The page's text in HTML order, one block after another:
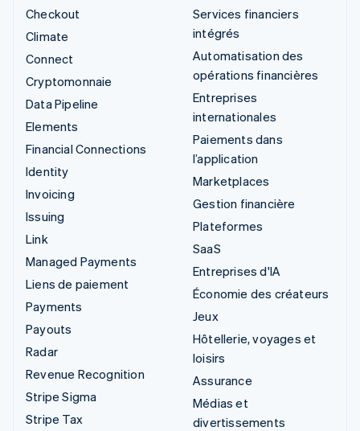
Checkout
Climate
Connect
Cryptomonnaie
Data Pipeline
Elements
Financial Connections
Identity
Invoicing
Issuing
Link
Managed Payments
Liens de paiement
Payments
Payouts
Radar
Revenue Recognition
Stripe Sigma
Stripe Tax
Services financiers
intégrés
Automatisation des
opérations financières
Entreprises
internationales
Paiements dans
l’application
Marketplaces
Gestion financière
Plateformes
SaaS
Entreprises d'IA
Économie des créateurs
Jeux
Hôtellerie, voyages et
loisirs
Assurance
Médias et
divertissements